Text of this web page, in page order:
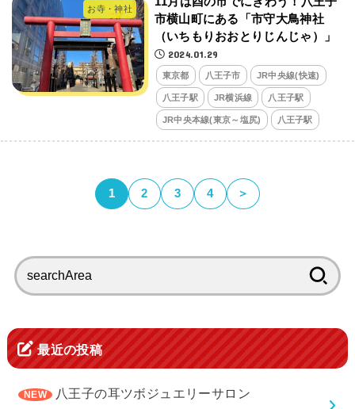
お寺・神社
市横山町にある「市守大鳥神社
（いちもりおおとりじんじゃ）」
2024.01.29
東京都 八王子市 JR中央線(快速)
八王子駅 JR横浜線 八王子駅
JR中央本線(東京～塩尻) 八王子駅
1 2 3 4 ＞
索:
最近の投稿
八王子の耳ツボジュエリーサロン